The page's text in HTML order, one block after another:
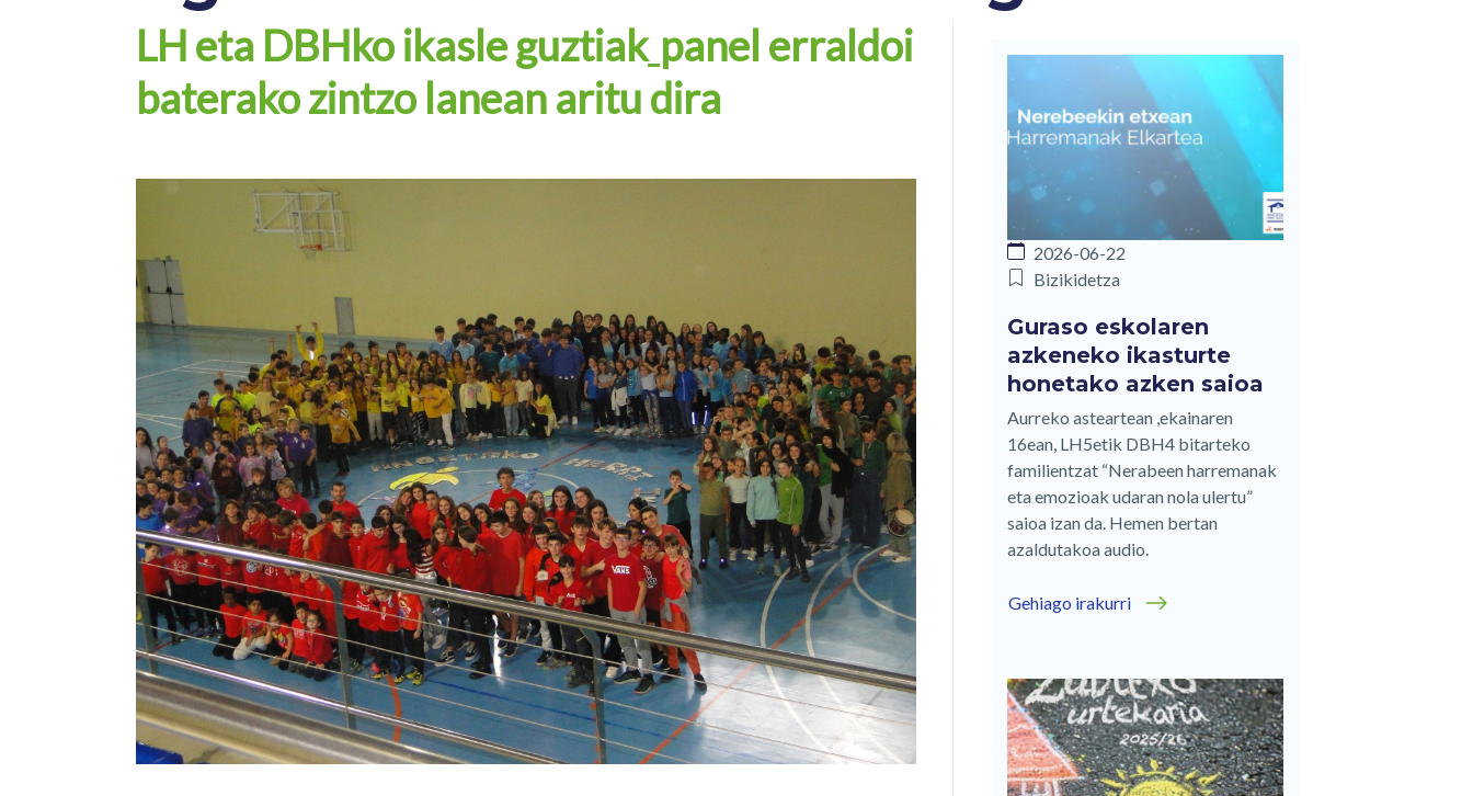
LH eta DBHko ikasle guztiak panel erraldoi
baterako zintzo lanean aritu dira
2026-06-22
Bizikidetza
Guraso eskolaren
azkeneko ikasturte
honetako azken saioa
Aurreko asteartean ,ekainaren
16ean, LH5etik DBH4 bitarteko
familientzat “Nerabeen harremanak
eta emozioak udaran nola ulertu”
saioa izan da. Hemen bertan
azaldutakoa audio.
Gehiago irakurri